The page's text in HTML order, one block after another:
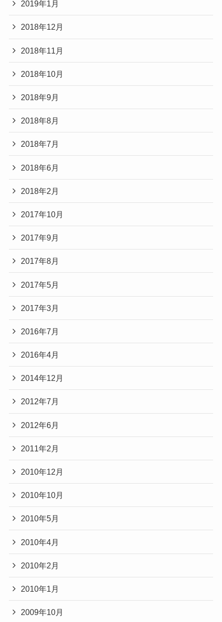
2019年1月
2018年12月
2018年11月
2018年10月
2018年9月
2018年8月
2018年7月
2018年6月
2018年2月
2017年10月
2017年9月
2017年8月
2017年5月
2017年3月
2016年7月
2016年4月
2014年12月
2012年7月
2012年6月
2011年2月
2010年12月
2010年10月
2010年5月
2010年4月
2010年2月
2010年1月
2009年10月